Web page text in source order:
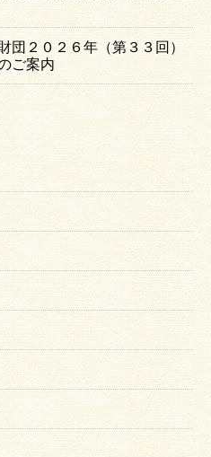
団２０２６年（第３３回）
ご案内